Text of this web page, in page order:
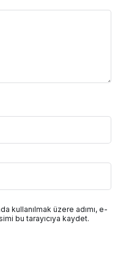
kullanılmak üzere adımı, e-
bu tarayıcıya kaydet.